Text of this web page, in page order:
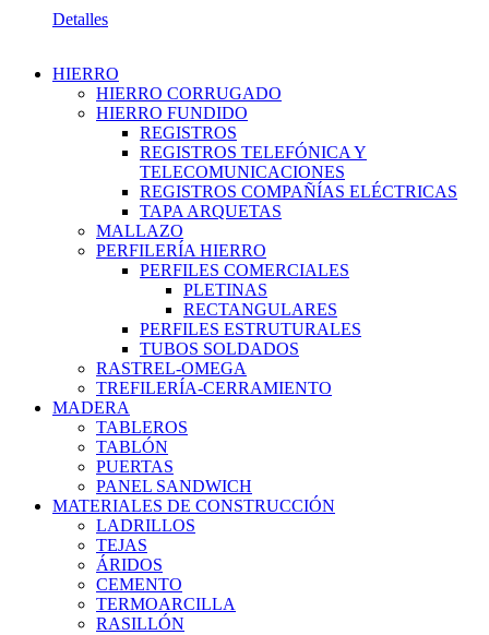
Detalles
HIERRO
HIERRO CORRUGADO
HIERRO FUNDIDO
REGISTROS
REGISTROS TELEFÓNICA Y
TELECOMUNICACIONES
REGISTROS COMPAÑÍAS ELÉCTRICAS
TAPA ARQUETAS
MALLAZO
PERFILERÍA HIERRO
PERFILES COMERCIALES
PLETINAS
RECTANGULARES
PERFILES ESTRUTURALES
TUBOS SOLDADOS
RASTREL-OMEGA
TREFILERÍA-CERRAMIENTO
MADERA
TABLEROS
TABLÓN
PUERTAS
PANEL SANDWICH
MATERIALES DE CONSTRUCCIÓN
LADRILLOS
TEJAS
ÁRIDOS
CEMENTO
TERMOARCILLA
RASILLÓN